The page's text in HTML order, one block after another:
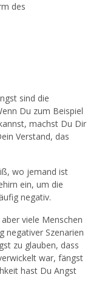
des
sind die
Du zum Beispiel
machst Du Dir
Verstand, das
wo jemand ist
ein, um die
negativ.
viele Menschen
negativer Szenarien
zu glauben, dass
war, fängst
hast Du Angst